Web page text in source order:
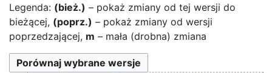
Legenda: (bież.) – pokaż zmiany od tej wersji do
bieżącej, (poprz.) – pokaż zmiany od wersji
poprzedzającej, m – mała (drobna) zmiana